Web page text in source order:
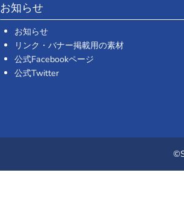
お知らせ
お知らせ
リンク・バナー掲載用の素材
公式Facebookページ
公式Twitter